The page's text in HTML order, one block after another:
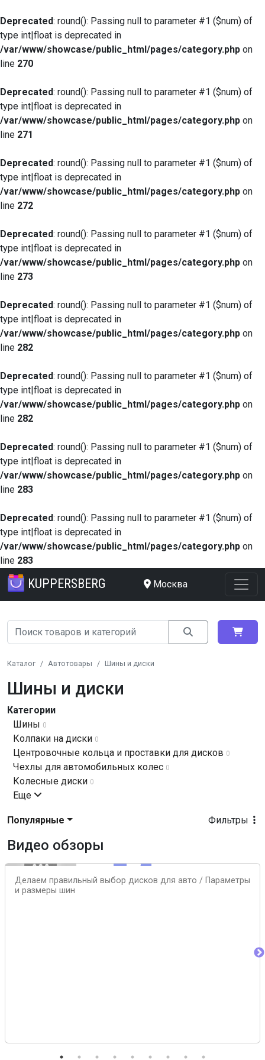
Deprecated: round(): Passing null to parameter #1 ($num) of
type int|float is deprecated in
/var/www/showcase/public_html/pages/category.php on
line 270
Deprecated: round(): Passing null to parameter #1 ($num) of
type int|float is deprecated in
/var/www/showcase/public_html/pages/category.php on
line 271
Deprecated: round(): Passing null to parameter #1 ($num) of
type int|float is deprecated in
/var/www/showcase/public_html/pages/category.php on
line 272
Deprecated: round(): Passing null to parameter #1 ($num) of
type int|float is deprecated in
/var/www/showcase/public_html/pages/category.php on
line 273
Deprecated: round(): Passing null to parameter #1 ($num) of
type int|float is deprecated in
/var/www/showcase/public_html/pages/category.php on
line 282
Deprecated: round(): Passing null to parameter #1 ($num) of
type int|float is deprecated in
/var/www/showcase/public_html/pages/category.php on
line 282
Deprecated: round(): Passing null to parameter #1 ($num) of
type int|float is deprecated in
/var/www/showcase/public_html/pages/category.php on
line 283
Deprecated: round(): Passing null to parameter #1 ($num) of
type int|float is deprecated in
/var/www/showcase/public_html/pages/category.php on
line 283
KUPPERSBERG Москва
Каталог Автотовары Шины и диски
Шины и диски
Категории
Шины 0
Колпаки на диски 0
Центровочные кольца и проставки для дисков 0
Чехлы для автомобильных колес 0
Колесные диски 0
Еще
Фильтры
Популярные
Видео обзоры
Делаем правильный выбор дисков для авто / Параметры
и размеры шин